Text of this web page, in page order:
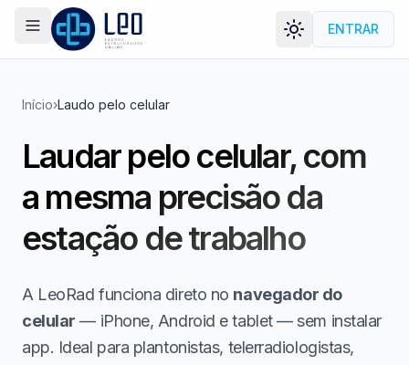
MenuLEORAD
ENTRAR
Início›Laudo pelo celular
Laudar pelo celular, com
a mesma precisão da
estação de trabalho
A LeoRad funciona direto no navegador do
celular — iPhone, Android e tablet — sem instalar
app. Ideal para plantonistas, telerradiologistas,